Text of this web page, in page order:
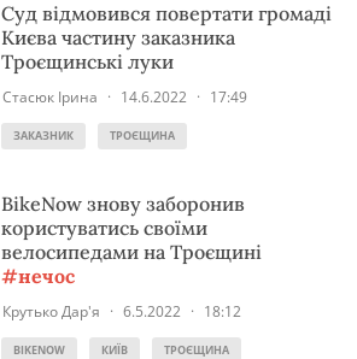
Суд відмовився повертати громаді
Києва частину заказника
Троєщинські луки
Стасюк Ірина · 14.6.2022 · 17:49
ЗАКАЗНИК ТРОЄЩИНА
BikeNow знову заборонив
користуватись своїми
велосипедами на Троєщині
#нечос
Крутько Дар'я · 6.5.2022 · 18:12
BIKENOW КИЇВ ТРОЄЩИНА